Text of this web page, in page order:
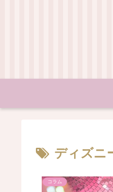
ディズニ
コラム